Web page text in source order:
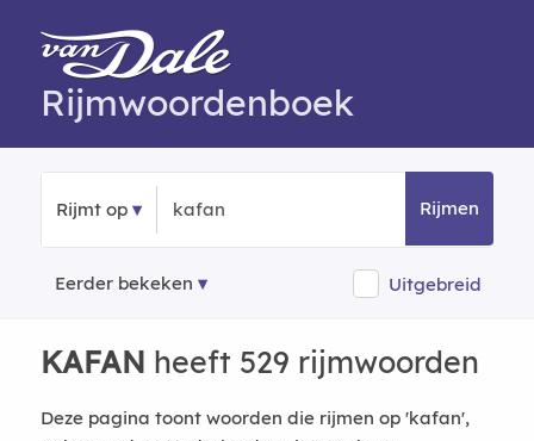
Rijmwoordenboek
Rijmt op Rijmen
Eerder bekeken Uitgebreid
KAFAN heeft 529 rijmwoorden
Deze pagina toont woorden die rijmen op 'kafan',